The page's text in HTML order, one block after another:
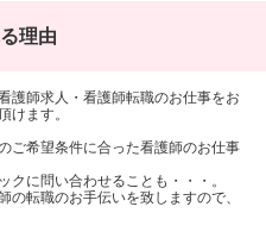
理由
護師求人・看護師転職のお仕事をお
けます。
ご希望条件に合った看護師のお仕事
に問い合わせることも・・・。
転職のお手伝いを致しますので、